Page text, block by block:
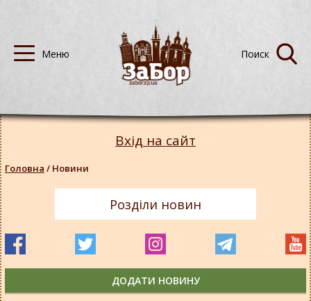
Вхід на сайт
Головна / Новини
Розділи новин
ДОДАТИ НОВИНУ